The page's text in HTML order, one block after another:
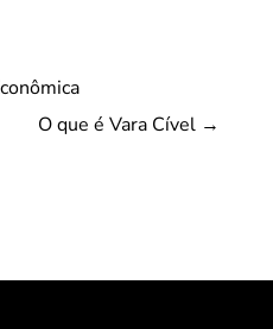
O que é Vara Cível →